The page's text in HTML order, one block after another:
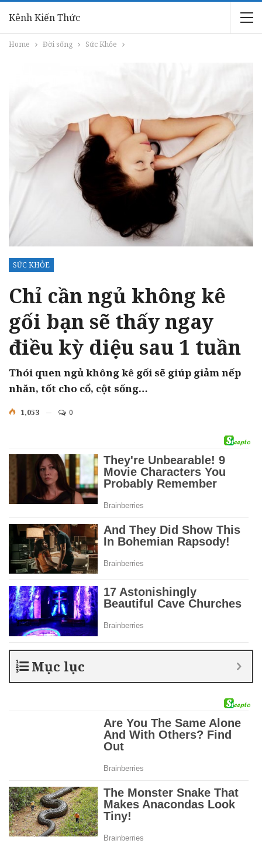
Kênh Kiến Thức
Home Đời sống Sức Khỏe
SỨC KHỎE
Chỉ cần ngủ không kê
gối bạn sẽ thấy ngay
điều kỳ diệu sau 1 tuần
Thói quen ngủ không kê gối sẽ giúp giảm nếp
nhăn, tốt cho cổ, cột sống…
1,053 0
Mục lục